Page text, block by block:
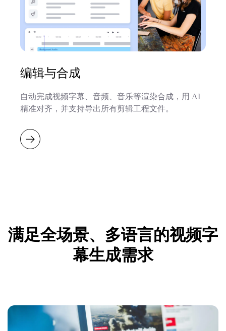
编辑与合成
自动完成视频字幕、音频、音乐等渲染合成，用 AI
精准对齐，并支持导出所有剪辑工程文件。
满足全场景、多语言的视频字
幕生成需求